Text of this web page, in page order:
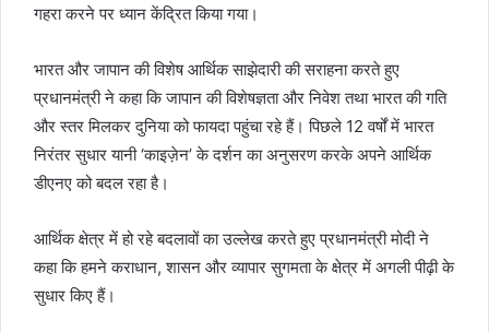
गहरा करने पर ध्यान केंद्रित किया गया।
भारत और जापान की विशेष आर्थिक साझेदारी की सराहना करते हुए
प्रधानमंत्री ने कहा कि जापान की विशेषज्ञता और निवेश तथा भारत की गति
और स्तर मिलकर दुनिया को फायदा पहुंचा रहे हैं। पिछले 12 वर्षों में भारत
निरंतर सुधार यानी ‘काइज़ेन’ के दर्शन का अनुसरण करके अपने आर्थिक
डीएनए को बदल रहा है।
आर्थिक क्षेत्र में हो रहे बदलावों का उल्लेख करते हुए प्रधानमंत्री मोदी ने
कहा कि हमने कराधान, शासन और व्यापार सुगमता के क्षेत्र में अगली पीढ़ी के
सुधार किए हैं।